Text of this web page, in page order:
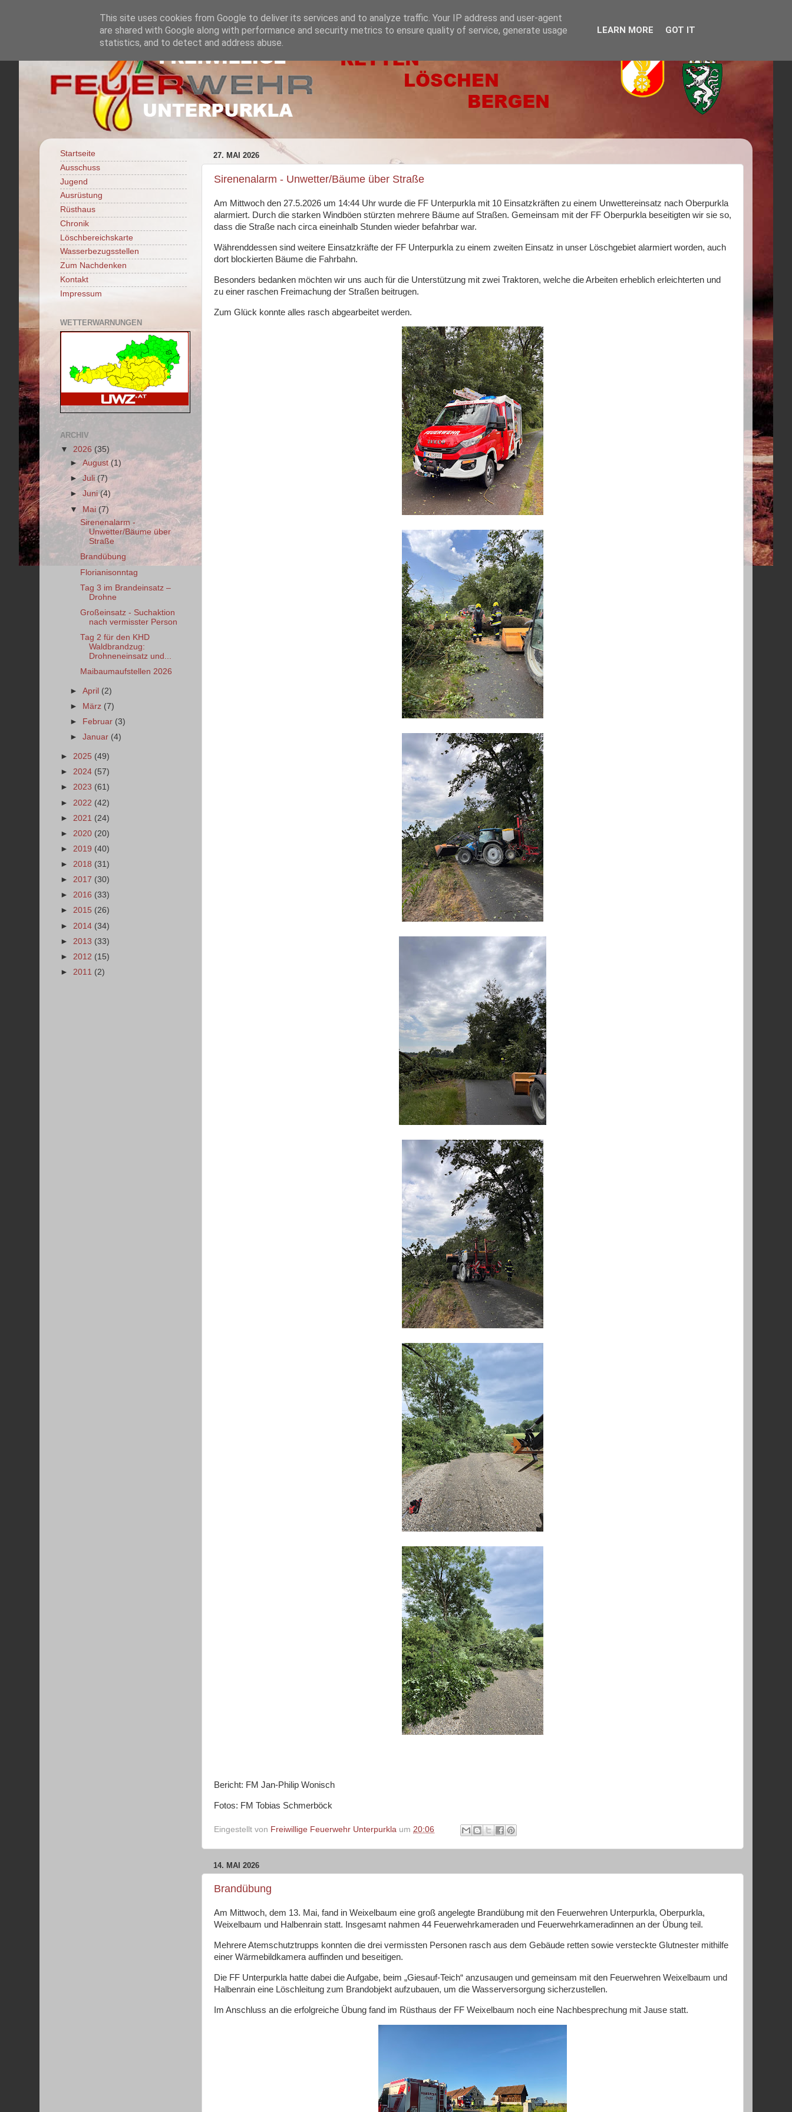
27. MAI 2026
Sirenenalarm - Unwetter/Bäume über Straße
Am Mittwoch den 27.5.2026 um 14:44 Uhr wurde die FF Unterpurkla mit 10 Einsatzkräften zu einem Unwettereinsatz nach Oberpurkla
alarmiert. Durch die starken Windböen stürzten mehrere Bäume auf Straßen. Gemeinsam mit der FF Oberpurkla beseitigten wir sie so,
dass die Straße nach circa eineinhalb Stunden wieder befahrbar war.
Währenddessen sind weitere Einsatzkräfte der FF Unterpurkla zu einem zweiten Einsatz in unser Löschgebiet alarmiert worden, auch
dort blockierten Bäume die Fahrbahn.
Besonders bedanken möchten wir uns auch für die Unterstützung mit zwei Traktoren, welche die Arbeiten erheblich erleichterten und
zu einer raschen Freimachung der Straßen beitrugen.
Zum Glück konnte alles rasch abgearbeitet werden.
Bericht: FM Jan-Philip Wonisch
Fotos: FM Tobias Schmerböck
Eingestellt von Freiwillige Feuerwehr Unterpurkla um 20:06
14. MAI 2026
Brandübung
Am Mittwoch, dem 13. Mai, fand in Weixelbaum eine groß angelegte Brandübung mit den Feuerwehren Unterpurkla, Oberpurkla,
Weixelbaum und Halbenrain statt. Insgesamt nahmen 44 Feuerwehrkameraden und Feuerwehrkameradinnen an der Übung teil.
Mehrere Atemschutztrupps konnten die drei vermissten Personen rasch aus dem Gebäude retten sowie versteckte Glutnester mithilfe
einer Wärmebildkamera auffinden und beseitigen.
Die FF Unterpurkla hatte dabei die Aufgabe, beim „Giesauf-Teich“ anzusaugen und gemeinsam mit den Feuerwehren Weixelbaum und
Halbenrain eine Löschleitung zum Brandobjekt aufzubauen, um die Wasserversorgung sicherzustellen.
Im Anschluss an die erfolgreiche Übung fand im Rüsthaus der FF Weixelbaum noch eine Nachbesprechung mit Jause statt.
Startseite
Ausschuss
Jugend
Ausrüstung
Rüsthaus
Chronik
Löschbereichskarte
Wasserbezugsstellen
Zum Nachdenken
Kontakt
Impressum
WETTERWARNUNGEN
ARCHIV
▼ 2026 (35)
►August(1)
►Juli(7)
►Juni(4)
▼ Mai(7)
Sirenenalarm -
Unwetter/Bäume über
Straße
Brandübung
Florianisonntag
Tag 3 im Brandeinsatz –
Drohne
Großeinsatz - Suchaktion
nach vermisster Person
Tag 2 für den KHD
Waldbrandzug:
Drohneneinsatz und...
Maibaumaufstellen 2026
►April (2)
►
März (7)
►
Februar (3)
►Januar (4)
► 2025 (49)
► 2024 (57)
► 2023 (61)
► 2022 (42)
► 2021 (24)
► 2020 (20)
► 2019 (40)
► 2018 (31)
► 2017 (30)
► 2016 (33)
► 2015 (26)
► 2014 (34)
► 2013 (33)
► 2012 (15)
► 2011 (2)
This site uses cookies from Google to deliver its services and to analyze traffic. Your IP address and user-agent
are shared with Google along with performance and security metrics to ensure quality of service, generate usage
statistics, and to detect and address abuse.
LEARN MORE GOT IT